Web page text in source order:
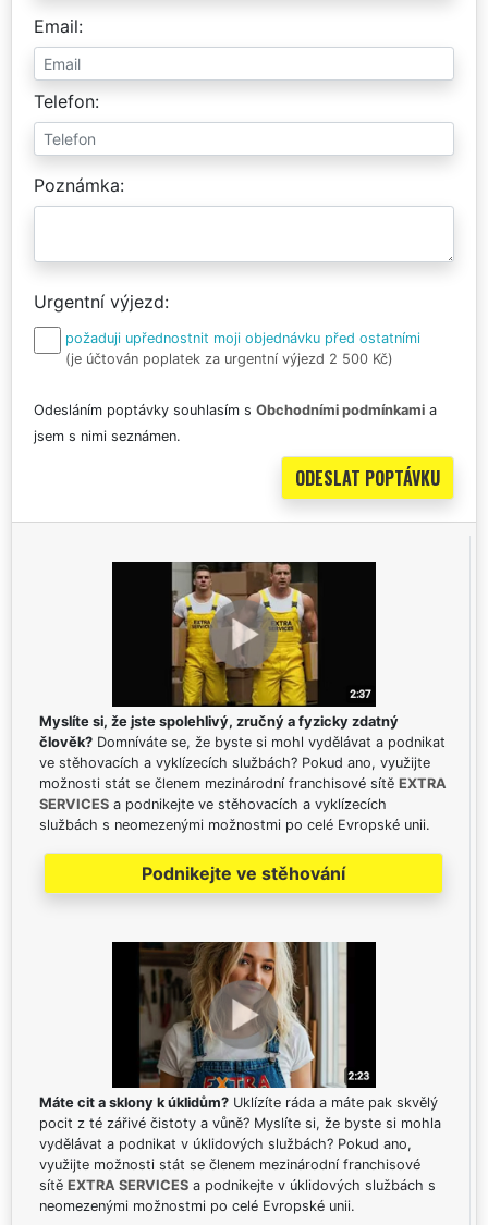
Email
Telefon
Poznámka
Urgentní výjezd
požaduji upřednostnit moji objednávku před ostatními
(je účtován poplatek za urgentní výjezd 2 500 Kč)
Odesláním poptávky souhlasím s Obchodními podmínkami a
jsem s nimi seznámen.
Myslíte si, že jste spolehlivý, zručný a fyzicky zdatný
člověk? Domníváte se, že byste si mohl vydělávat a podnikat
ve stěhovacích a vyklízecích službách? Pokud ano, využijte
možnosti stát se členem mezinárodní franchisové sítě EXTRA
SERVICES a podnikejte ve stěhovacích a vyklízecích
službách s neomezenými možnostmi po celé Evropské unii.
Podnikejte ve stěhování
Máte cit a sklony k úklidům? Uklízíte ráda a máte pak skvělý
pocit z té zářivé čistoty a vůně? Myslíte si, že byste si mohla
vydělávat a podnikat v úklidových službách? Pokud ano,
využijte možnosti stát se členem mezinárodní franchisové
sítě EXTRA SERVICES a podnikejte v úklidových službách s
neomezenými možnostmi po celé Evropské unii.